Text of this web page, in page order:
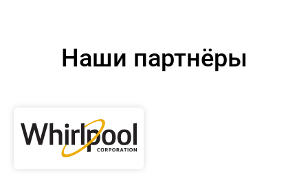
Наши партнёры